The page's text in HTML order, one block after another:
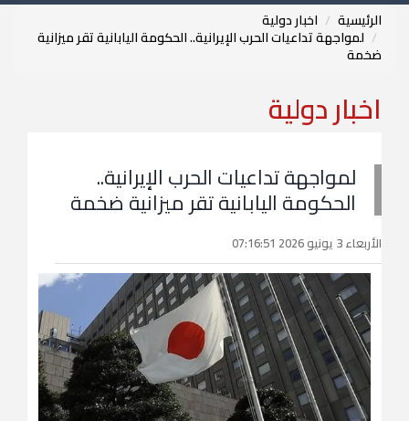
الرئيسية اخبار دولية
لمواجهة تداعيات الحرب الإيرانية.. الحكومة اليابانية تقر ميزانية
ضخمة
اخبار دولية
لمواجهة تداعيات الحرب الإيرانية..
الحكومة اليابانية تقر ميزانية ضخمة
الأربعاء 3 يونيو 2026 07:16:51